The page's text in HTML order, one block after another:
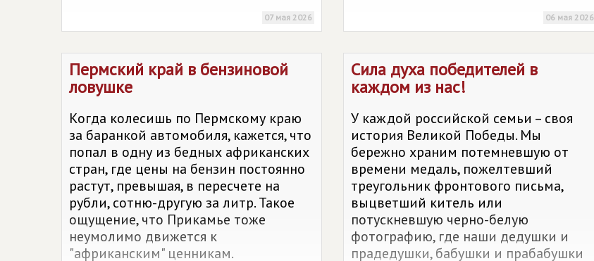
07 мая 2026 06 мая 2026
Пермский край в бензиновой
ловушке
Когда колесишь по Пермскому краю
за баранкой автомобиля, кажется, что
попал в одну из бедных африканских
стран, где цены на бензин постоянно
растут, превышая, в пересчете на
рубли, сотню-другую за литр. Такое
ощущение, что Прикамье тоже
неумолимо движется к
"африканским" ценникам.
Сила духа победителей в
каждом из нас!
У каждой российской семьи – своя
история Великой Победы. Мы
бережно храним потемневшую от
времени медаль, пожелтевший
треугольник фронтового письма,
выцветший китель или
потускневшую черно-белую
фотографию, где наши дедушки и
прадедушки, бабушки и прабабушки